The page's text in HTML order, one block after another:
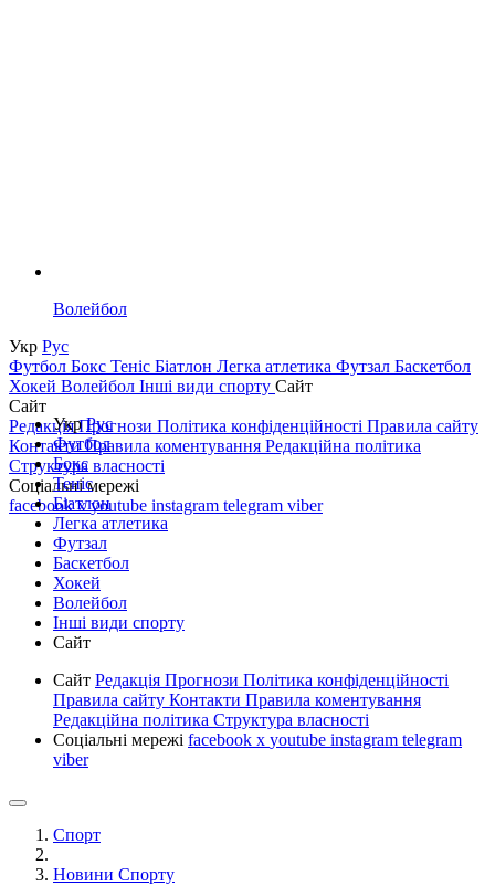
Волейбол
Укр Рус
Футбол Бокс Теніс Біатлон Легка атлетика Футзал Баскетбол
Хокей Волейбол Інші види спорту Сайт
Сайт
РедакціяПрогнози Політика конфіденційності Правила сайту
КонтактиПравила коментування Редакційна політика
Структура власності
Соціальні мережі
facebookxyoutube instagram telegram viber
УкрРус
Футбол
Бокс
Теніс
Біатлон
Легка атлетика
Футзал
Баскетбол
Хокей
Волейбол
Інші види спорту
Сайт
Сайт Редакція Прогнози Політика конфіденційності
Правила сайту Контакти Правила коментування
Редакційна політика Структура власності
Соціальні мережі facebook x youtube instagram telegram
viber
Спорт
Новини Спорту